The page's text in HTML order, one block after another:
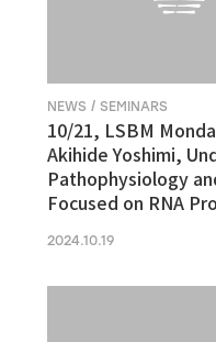
NEWS / SEMINARS
10/21, LSBM
Akihide Yoshimi,
Pathophysiology
Focused on RNA
2024.10.19